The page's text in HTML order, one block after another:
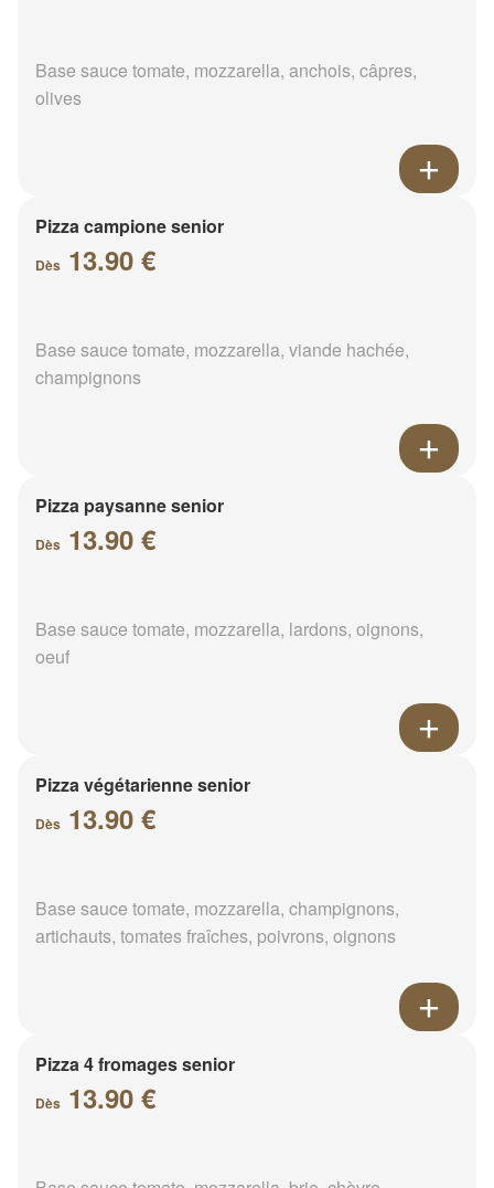
Base sauce tomate, mozzarella, anchois, câpres,
olives
Pizza campione senior
Dès 13.90 €
Base sauce tomate, mozzarella, viande hachée,
champignons
Pizza paysanne senior
Dès 13.90 €
Base sauce tomate, mozzarella, lardons, oignons,
oeuf
Pizza végétarienne senior
Dès 13.90 €
Base sauce tomate, mozzarella, champignons,
artichauts, tomates fraîches, poivrons, oignons
Pizza 4 fromages senior
Dès 13.90 €